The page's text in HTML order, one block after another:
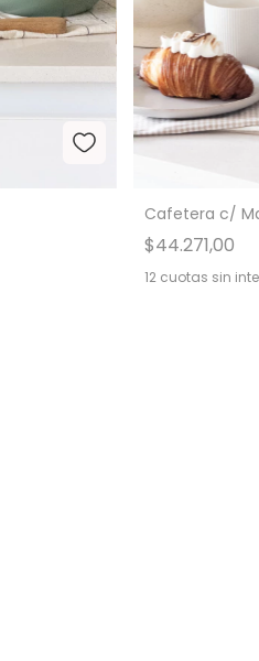
Cafetera c/
$44.271,00
12 cuotas sin